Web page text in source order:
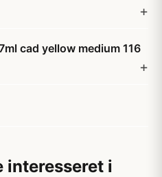
cad yellow medium 116
interesseret i